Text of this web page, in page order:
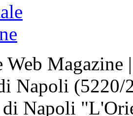
Magazine
Napoli
Napoli